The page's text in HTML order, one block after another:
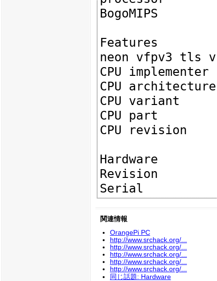
BogoMIPS	: 4032.00
Features	: swp half thumb fastmult vfp edsp thumbee
neon vfpv3
CPU implementer	: 0x41
CPU
CPU variant	: 0x0
CPU part	: 0xc07
CPU revision	: 5
Hardware	: sun8i
Revision	: 0000
関連情報
OrangePi PC
http://www.srchack.org/...
http://www.srchack.org/...
http://www.srchack.org/...
http://www.srchack.org/...
http://www.srchack.org/...
同じ話題: Hardware